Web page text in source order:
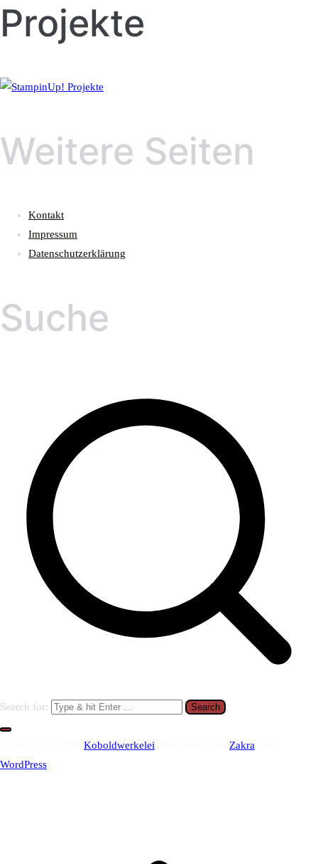
Projekte
Weitere Seiten
Kontakt
Impressum
Datenschutzerklärung
Suche
Search for:
Koboldwerkelei Zakra
WordPress